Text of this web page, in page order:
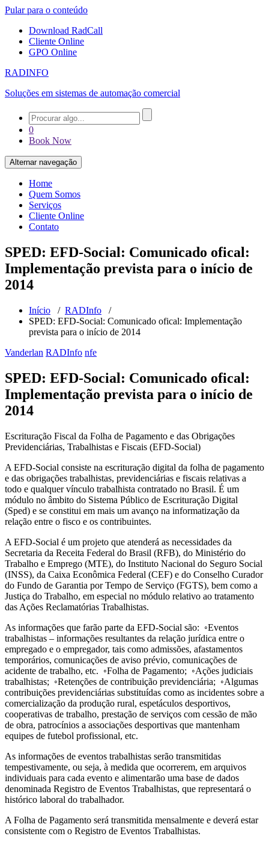
Pular para o conteúdo
Download RadCall
Cliente Online
GPO Online
RADINFO
Soluções em sistemas de automação comercial
0
Book Now
Alternar navegação
Home
Quem Somos
Serviços
Cliente Online
Contato
SPED: EFD-Social: Comunicado ofical:
Implementação prevista para o início de
2014
Início / RADInfo /
SPED: EFD-Social: Comunicado ofical: Implementação
prevista para o início de 2014
Vanderlan RADInfo nfe
SPED: EFD-Social: Comunicado ofical:
Implementação prevista para o início de
2014
Escrituração Fiscal da Folha de Pagamento e das Obrigações
Previdenciárias, Trabalhistas e Fiscais (EFD-Social)
A EFD-Social consiste na escrituração digital da folha de pagamento
e das obrigações trabalhistas, previdenciárias e fiscais relativas a
todo e qualquer vínculo trabalhista contratado no Brasil. É um
módulo no âmbito do Sistema Público de Escrituração Digital
(Sped) e se constitui em mais um avanço na informatização da
relação entre o fisco e os contribuintes.
A EFD-Social é um projeto que atenderá as necessidades da
Secretaria da Receita Federal do Brasil (RFB), do Ministério do
Trabalho e Emprego (MTE), do Instituto Nacional do Seguro Social
(INSS), da Caixa Econômica Federal (CEF) e do Conselho Curador
do Fundo de Garantia por Tempo de Serviço (FGTS), bem como a
Justiça do Trabalho, em especial no módulo relativo ao tratamento
das Ações Reclamatórias Trabalhistas.
As informações que farão parte da EFD-Social são: ◦Eventos
trabalhistas – informações resultantes da relação jurídica entre o
empregado e o empregador, tais como admissões, afastamentos
temporários, comunicações de aviso prévio, comunicações de
acidente de trabalho, etc. ◦Folha de Pagamento; ◦Ações judiciais
trabalhistas; ◦Retenções de contribuição previdenciária; ◦Algumas
contribuições previdenciárias substituídas como as incidentes sobre a
comercialização da produção rural, espetáculos desportivos,
cooperativas de trabalho, prestação de serviços com cessão de mão
de obra, patrocínios a associações desportivas que mantenham
equipes de futebol profissional, etc.
As informações de eventos trabalhistas serão transmitidas
tempestivamente, ou seja, à medida que ocorrerem, em arquivos
individuais para cada evento e alimentarão uma base de dados
denominada Registro de Eventos Trabalhistas, que representará o
histórico laboral do trabalhador.
A Folha de Pagamento será transmitida mensalmente e deverá estar
consistente com o Registro de Eventos Trabalhistas.